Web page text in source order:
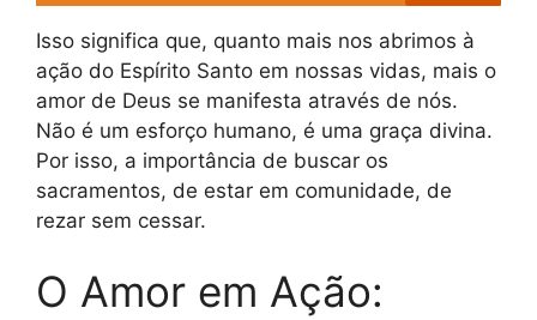
Isso significa que, quanto mais nos abrimos à
ação do Espírito Santo em nossas vidas, mais o
amor de Deus se manifesta através de nós.
Não é um esforço humano, é uma graça divina.
Por isso, a importância de buscar os
sacramentos, de estar em comunidade, de
rezar sem cessar.
O Amor em Ação: